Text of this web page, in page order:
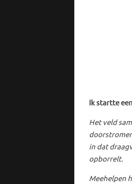
Kies
Wat
Ik startte
Het veld
in dat
opborrelt.
Meehelpen